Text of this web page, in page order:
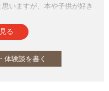
いますが、本や子供が好き
る
体験談を書く